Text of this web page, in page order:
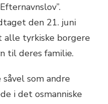
den 21. juni
alle tyrkiske borgere
til deres familie.
som andre
i det osmanniske